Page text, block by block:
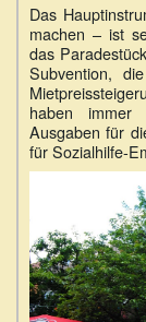
Das
machen – ist
das
Subvention,
haben immer
Ausgaben für
für Sozialhilfe-